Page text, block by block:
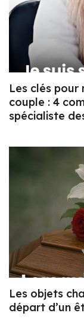
Les clés pour
couple : 4
spécialiste
Les objets
départ d’un